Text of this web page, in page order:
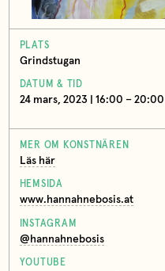
PLATS
Grindstugan
DATUM & TID
24 mars, 2023 | 16:00 – 20:00
MER OM KONSTNÄREN
Läs här
HEMSIDA
www.hannahnebosis.at
INSTAGRAM
@hannahnebosis
YOUTUBE